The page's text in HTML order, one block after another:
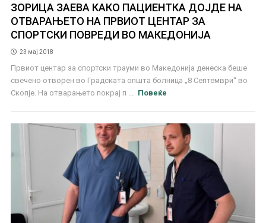
ЗОРИЦА ЗАЕВА КАКО ПАЦИЕНТКА ДОЈДЕ НА
ОТВАРАЊЕТО НА ПРВИОТ ЦЕНТАР ЗА
СПОРТСКИ ПОВРЕДИ ВО МАКЕДОНИЈА
23 мај 2018
Првиот центар за спортски трауми во Македонија денеска беше
свечено отворен во Градската општа болница „8 Септември“ во
Скопје. На отварањето покрај п ...
Повеќе